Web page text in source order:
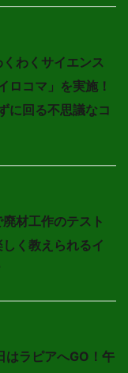
くわくサイエンス
ロコマ」を実施！
に回る不思議なコ
廃材工作のテスト
く教えられるイ
はラピアへGO！午